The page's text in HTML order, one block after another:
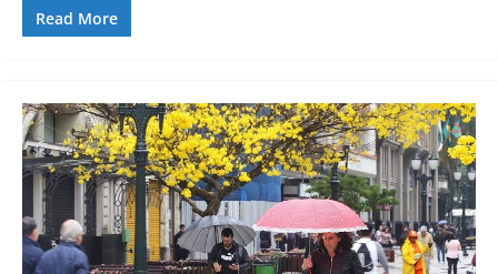
Read More